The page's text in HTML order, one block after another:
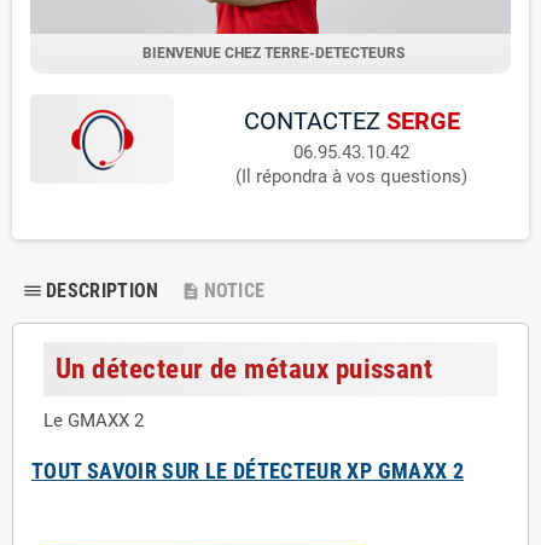
BIENVENUE CHEZ TERRE-DETECTEURS
CONTACTEZ SERGE
06.95.43.10.42
(Il répondra à vos questions)
dehaze DESCRIPTION description NOTICE
Un détecteur de métaux puissant
Le GMAXX 2
TOUT SAVOIR SUR LE DÉTECTEUR XP GMAXX 2